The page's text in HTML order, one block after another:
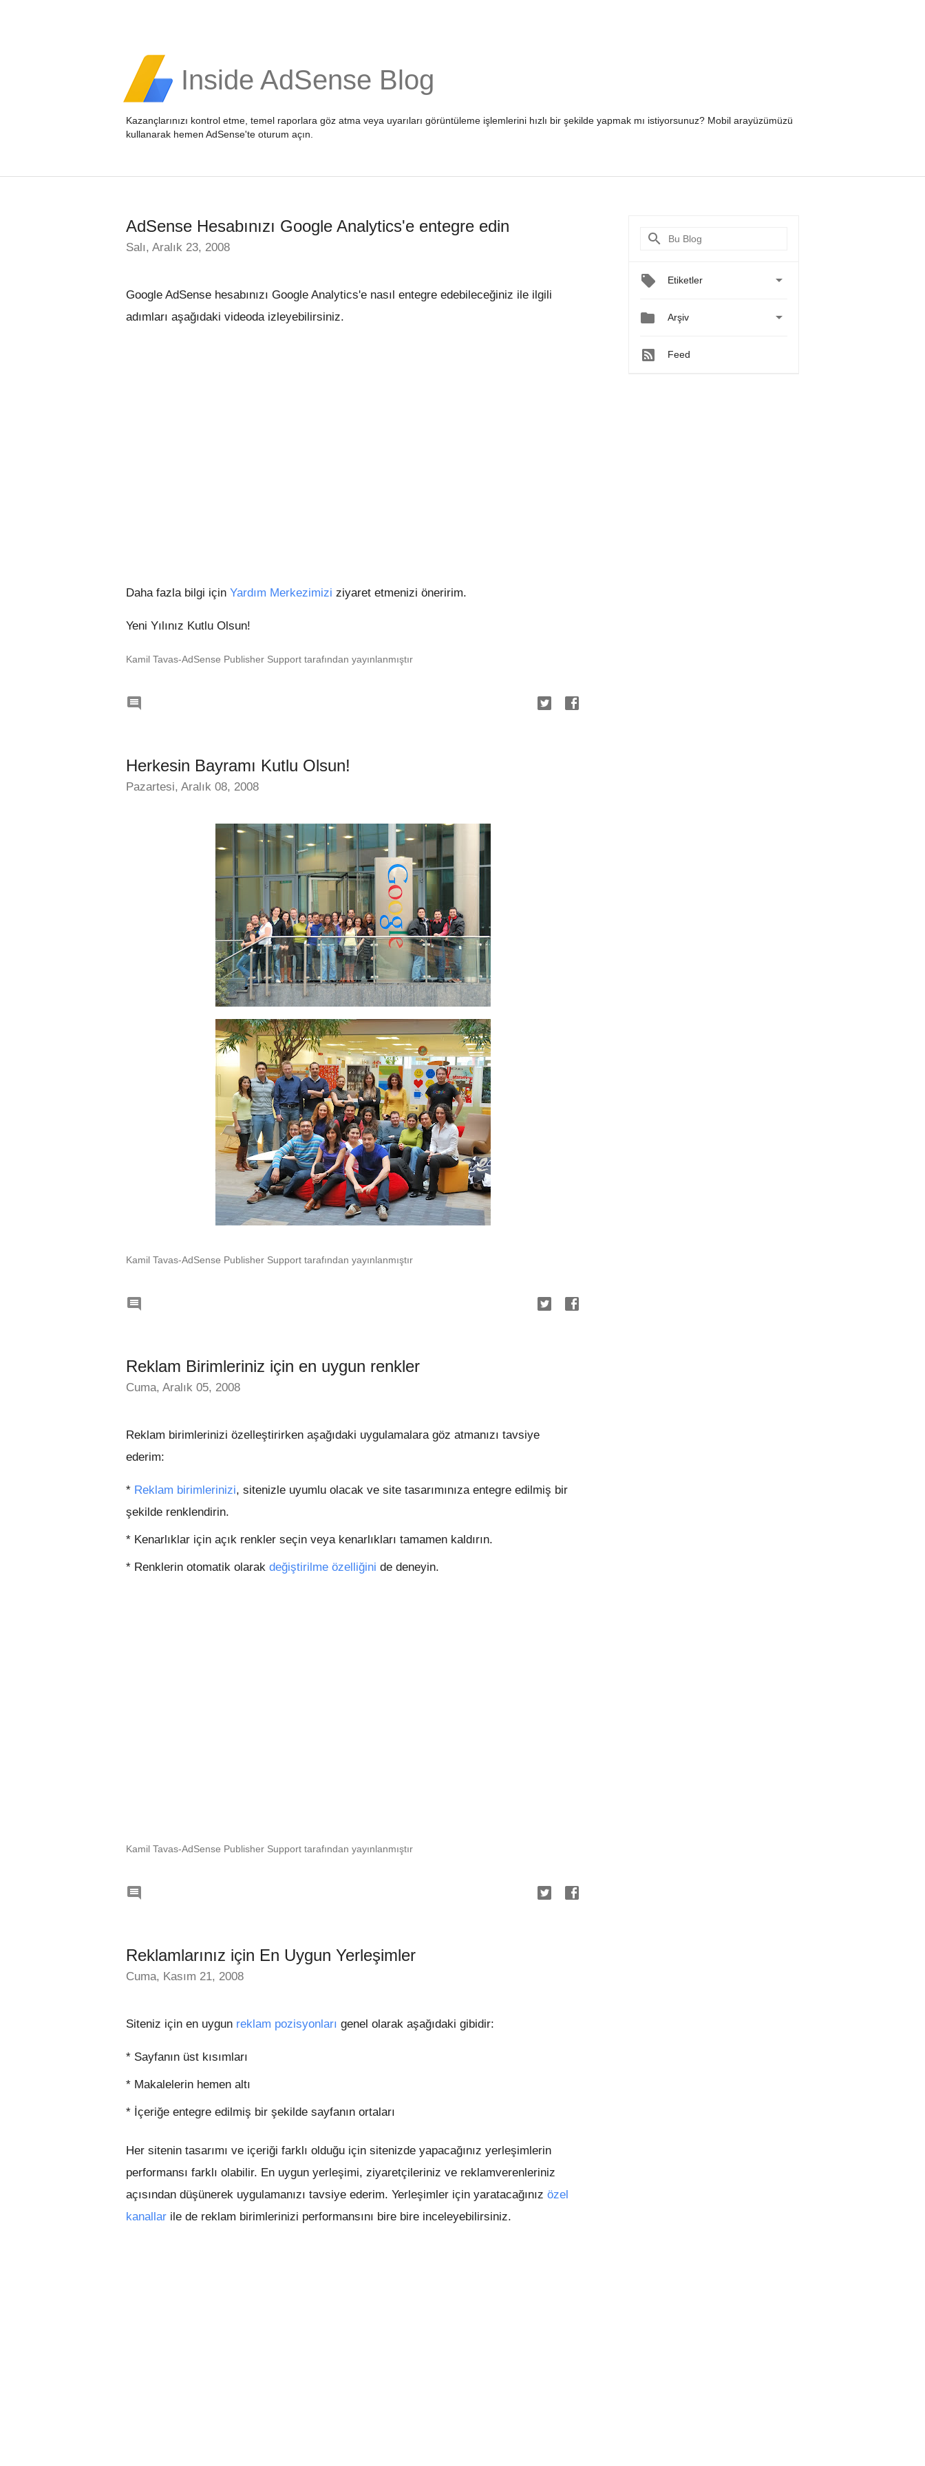
Inside AdSense Blog
Kazançlarınızı kontrol etme, temel raporlara göz atma veya uyarıları görüntüleme işlemlerini hızlı bir şekilde yapmak mı istiyorsunuz? Mobil arayüzümüzü
kullanarak hemen AdSense'te oturum açın
AdSense Hesabınızı Google Analytics'e entegre edin
Salı, Aralık 23, 2008
Google AdSense hesabınızı Google Analytics'e nasıl entegre edebileceğiniz ile ilgili
adımları aşağıdaki videoda izleyebilirsiniz.
Daha fazla bilgi için Yardım Merkezimizi ziyaret etmenizi öneririm.
Yeni Yılınız Kutlu Olsun!
Kamil Tavas-AdSense Publisher Support tarafından yayınlanmıştır

Herkesin Bayramı Kutlu Olsun!
Pazartesi, Aralık 08, 2008
Kamil Tavas-AdSense Publisher Support tarafından yayınlanmıştır

Reklam Birimleriniz için en uygun renkler
Cuma, Aralık 05, 2008
Reklam birimlerinizi özelleştirirken aşağıdaki uygulamalara göz atmanızı tavsiye
ederim:
* Reklam birimlerinizi, sitenizle uyumlu olacak ve site tasarımınıza entegre edilmiş bir
şekilde renklendirin.
* Kenarlıklar için açık renkler seçin veya kenarlıkları tamamen kaldırın.
* Renklerin otomatik olarak değiştirilme özelliğini de deneyin.
Kamil Tavas-AdSense Publisher Support tarafından yayınlanmıştır

Reklamlarınız için En Uygun Yerleşimler
Cuma, Kasım 21, 2008
Siteniz için en uygun reklam pozisyonları genel olarak aşağıdaki gibidir:
* Sayfanın üst kısımları
* Makalelerin hemen altı
* İçeriğe entegre edilmiş bir şekilde sayfanın ortaları
Her sitenin tasarımı ve içeriği farklı olduğu için sitenizde yapacağınız yerleşimlerin
performansı farklı olabilir. En uygun yerleşimi, ziyaretçileriniz ve reklamverenleriniz
açısından düşünerek uygulamanızı tavsiye ederim. Yerleşimler için yaratacağınız özel
kanallar ile de reklam birimlerinizi performansını bire bire inceleyebilirsiniz.
Etiketler 
 Arşiv 
Feed